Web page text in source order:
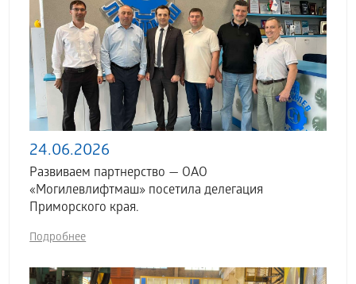
24.06.2026
Развиваем партнерство — ОАО
«Могилевлифтмаш» посетила делегация
Приморского края.
Подробнее